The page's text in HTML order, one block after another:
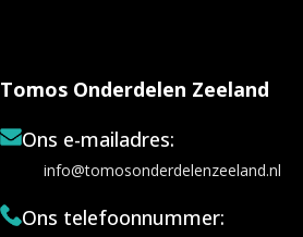
Tomos Onderdelen Zeeland
Ons e-mailadres:
info@tomosonderdelenzeeland.nl
Ons telefoonnummer: